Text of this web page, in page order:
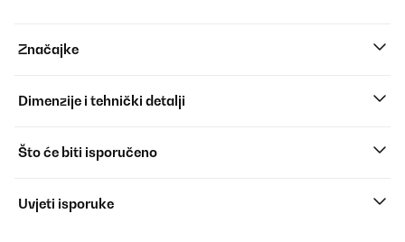
Značajke
Dimenzije i tehnički detalji
Što će biti isporučeno
Uvjeti isporuke